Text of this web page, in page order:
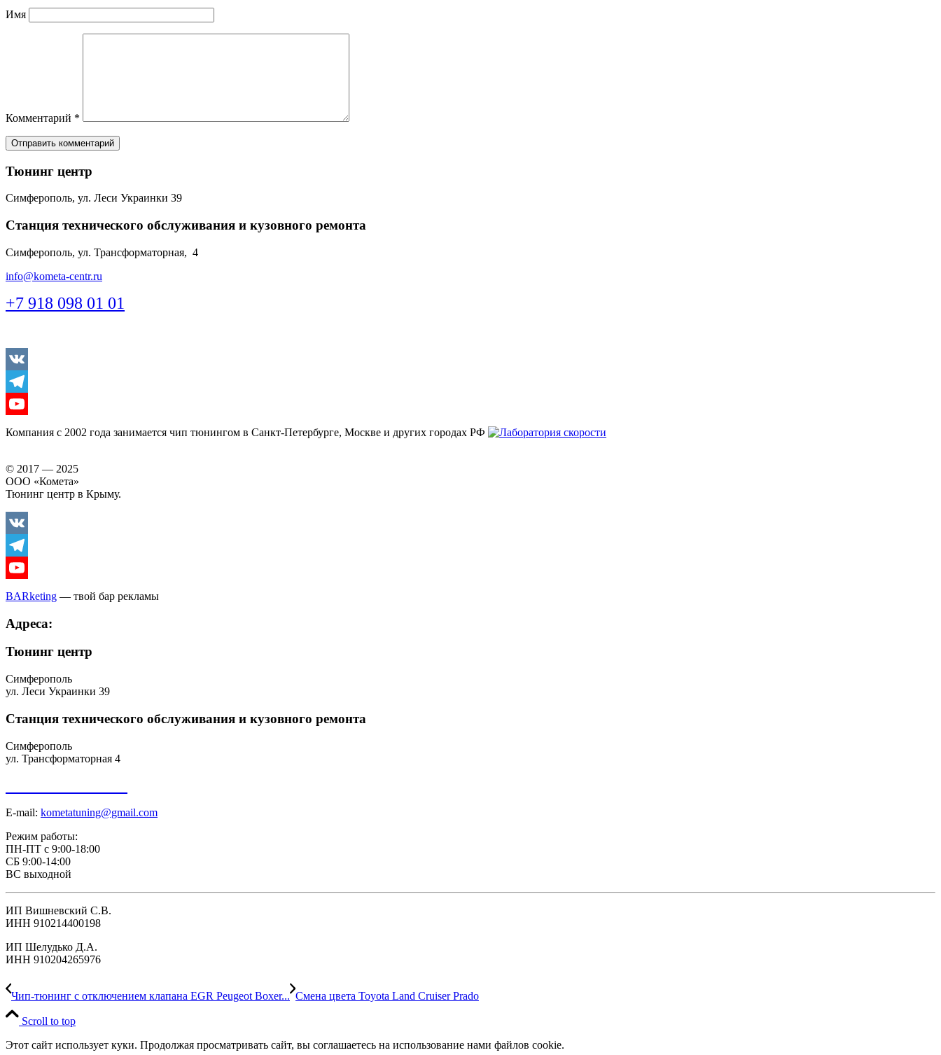
Имя
Комментарий *
Тюнинг центр
Симферополь, ул. Леси Украинки 39
Станция технического обслуживания и кузовного ремонта
Симферополь, ул. Трансформаторная, 4
info@kometa-centr.ru
+7 918 098 01 01
Vkontakte
Telegram
Youtube
Компания с 2002 года занимается чип тюнингом в Санкт-Петербурге, Москве и других городах РФ
© 2017 — 2025
ООО «Комета»
Тюнинг центр в Крыму.
Vkontakte
Telegram
Youtube
BARketing — твой бар рекламы
Адреса:
Тюнинг центр
Симферополь
ул. Леси Украинки 39
Станция технического обслуживания и кузовного ремонта
Симферополь
ул. Трансформаторная 4
E-mail: kometatuning@gmail.com
Режим работы:
ПН-ПТ с 9:00-18:00
СБ 9:00-14:00
ВС выходной
ИП Вишневский С.В.
ИНН 910214400198
ИП Шелудько Д.А.
ИНН 910204265976
Чип-тюнинг с отключением клапана EGR Peugeot Boxer... Смена цвета Toyota Land Cruiser Prado
Scroll to top
Этот сайт использует куки. Продолжая просматривать сайт, вы соглашаетесь на использование нами файлов cookie.